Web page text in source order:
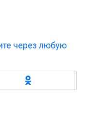
через любую